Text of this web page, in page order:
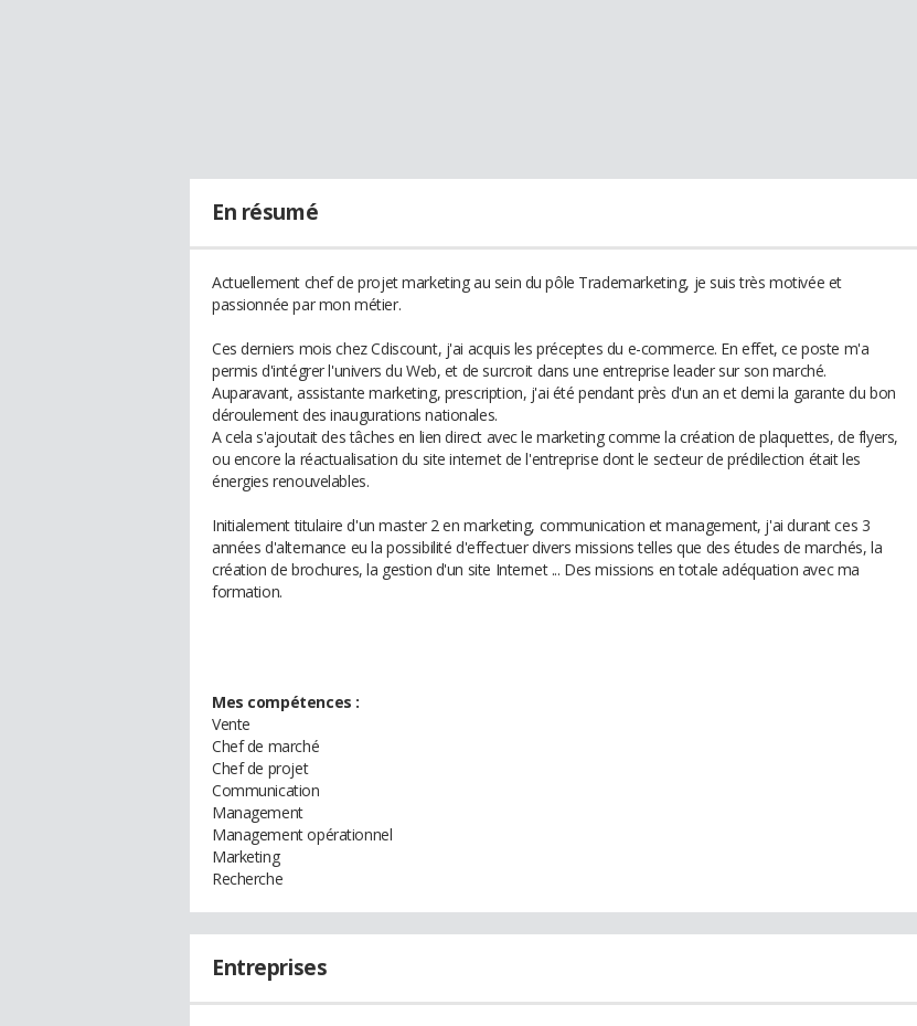
En résumé
Actuellement chef de projet marketing au sein du pôle Trademarketing, je suis très motivée et
passionnée par mon métier.
Ces derniers mois chez Cdiscount, j'ai acquis les préceptes du e-commerce. En effet, ce poste m'a
permis d'intégrer l'univers du Web, et de surcroit dans une entreprise leader sur son marché.
Auparavant, assistante marketing, prescription, j'ai été pendant près d'un an et demi la garante du bon
déroulement des inaugurations nationales.
A cela s'ajoutait des tâches en lien direct avec le marketing comme la création de plaquettes, de flyers,
ou encore la réactualisation du site internet de l'entreprise dont le secteur de prédilection était les
énergies renouvelables.
Initialement titulaire d'un master 2 en marketing, communication et management, j'ai durant ces 3
années d'alternance eu la possibilité d'effectuer divers missions telles que des études de marchés, la
création de brochures, la gestion d'un site Internet ... Des missions en totale adéquation avec ma
formation.
Mes compétences :
Vente
Chef de marché
Chef de projet
Communication
Management
Management opérationnel
Marketing
Recherche
Entreprises